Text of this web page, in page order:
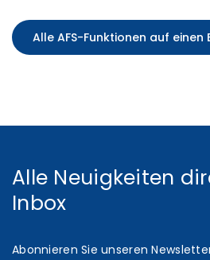
Alle AFS-Funktionen auf einen
Alle Neuigkeiten
Inbox
Abonnieren Sie unseren